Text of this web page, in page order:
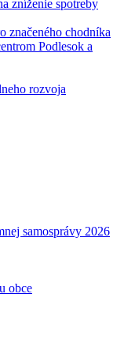
zníženie spotreby
značeného chodníka
Podlesok a
rozvoja
samosprávy 2026
obce